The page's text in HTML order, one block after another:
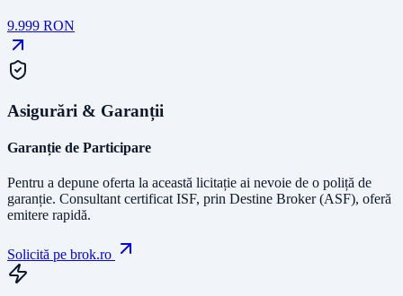
9.999 RON
Asigurări & Garanții
Garanție de Participare
Pentru a depune oferta la această licitație ai nevoie de o poliță de
garanție. Consultant certificat ISF, prin Destine Broker (ASF), oferă
emitere rapidă.
Solicită pe brok.ro